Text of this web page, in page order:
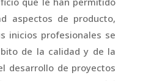
aspectos de producto,
inicios profesionales se
de la calidad y de la
desarrollo de proyectos